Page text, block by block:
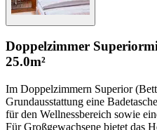
Doppelzimmer Superior
25.0m²
Im Doppelzimmern Superior
Grundausstattung eine
für den Wellnessbereich sowie
Für Großgewachsene bietet das